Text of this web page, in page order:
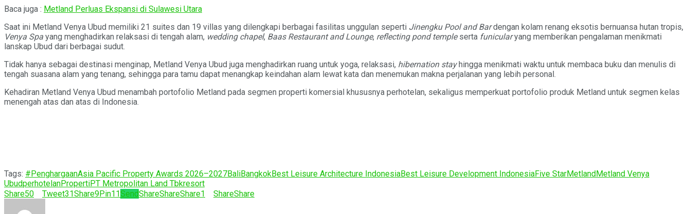
Baca juga : Metland Perluas Ekspansi di Sulawesi Utara
Saat ini Metland Venya Ubud memiliki 21 suites dan 19 villas yang dilengkapi berbagai fasilitas unggulan seperti Jinengku Pool and Bardengan kolam renang eksotis bernuansa hutan tropis,
Venya Spa yang menghadirkan relaksasi di tengah alam, wedding chapel, Baas Restaurant and Lounge, reflecting pond templeserta funicularyang memberikan pengalaman menikmati
lanskap Ubud dari berbagai sudut.
Tidak hanya sebagai destinasi menginap, Metland Venya Ubud juga menghadirkan ruang untuk yoga, relaksasi, hibernation stayhingga menikmati waktu untuk membaca buku dan menulis di
tengah suasana alam yang tenang, sehingga para tamu dapat menangkap keindahan alam lewat kata dan menemukan makna perjalanan yang lebih personal.
Kehadiran Metland Venya Ubud menambah portofolio Metland pada segmen properti komersial khususnya perhotelan, sekaligus memperkuat portofolio produk Metland untuk segmen kelas
menengah atas dan atas di Indonesia.
Tags: #PenghargaanAsia Pacific Property Awards 2026–2027BaliBangkokBest Leisure Architecture IndonesiaBest Leisure Development IndonesiaFive StarMetland Metland Venya
UbudperhotelanPropertiPT Metropolitan Land Tbkresort
Share50 Tweet31Share9Pin11SendShareShareShare1 ShareShare